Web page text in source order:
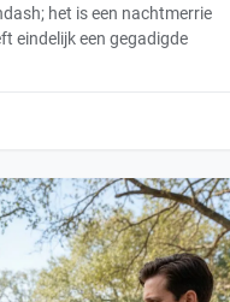
het is een nachtmerrie
eindelijk een gegadigde